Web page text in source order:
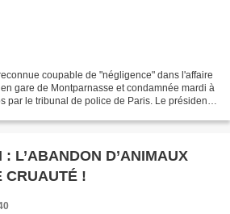
coupable de "négligence" dans l'affaire
gare de Montparnasse et condamnée mardi à
par le tribunal de police de Paris. Le président
L’ABANDON D’ANIMAUX
CRUAUTÉ !